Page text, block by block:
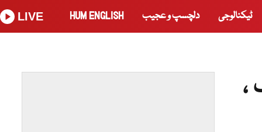
ٹیکنالوجی دلچسپ و عجیب HUM ENGLISH
LIVE
،